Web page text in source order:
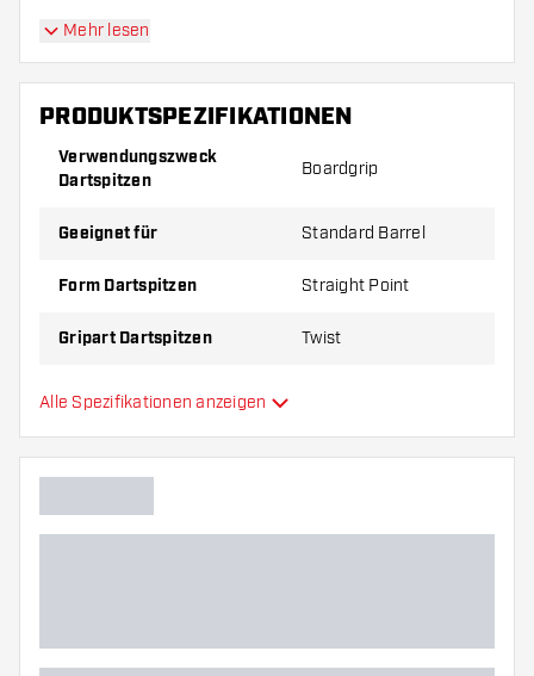
Mehr lesen
PRODUKTSPEZIFIKATIONEN
Verwendungszweck
Dartspitzen
Boardgrip
Geeignet für Standard Barrel
Form Dartspitzen Straight Point
Gripart Dartspitzen Twist
Gripzone Dartspitzen
Hauptfarbe
Alle Spezifikationen anzeigen